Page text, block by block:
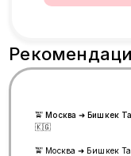
🚖 Москва ➜ Бишкек
🇰🇬
🚖 Москва ➜ Бишкек